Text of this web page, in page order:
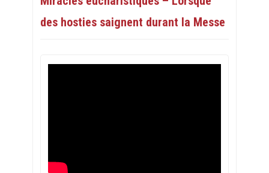
des hosties saignent durant la Messe